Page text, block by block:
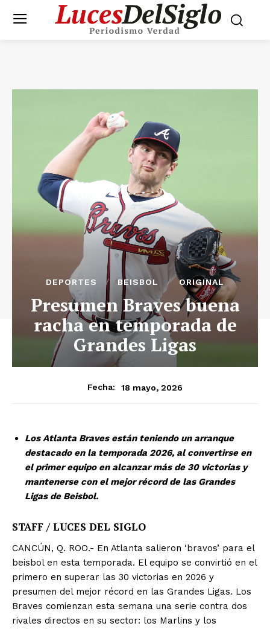
DEPORTES BEISBOL ORIGINAL
Presumen Braves buena
racha en temporada de
Grandes Ligas
Fecha: 18 mayo, 2026
Los Atlanta Braves están teniendo un arranque
destacado en la temporada 2026, al convertirse en
el primer equipo en alcanzar más de 30 victorias y
mantenerse con el mejor récord de las Grandes
Ligas de Beisbol.
STAFF / LUCES DEL SIGLO
CANCÚN, Q. ROO.- En Atlanta salieron ‘bravos’ para el
beisbol en esta temporada. El equipo se convirtió en el
primero en superar las 30 victorias en 2026 y
presumen del mejor récord en las Grandes Ligas. Los
Braves comienzan esta semana una serie contra dos
rivales directos en su sector: los Marlins y los